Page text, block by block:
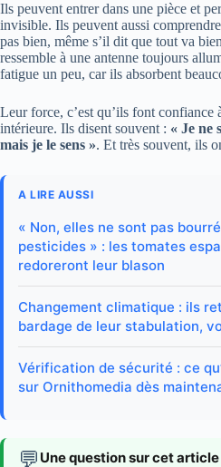
Ils peuvent entrer dans une pièce et
invisible. Ils peuvent aussi
pas bien, même s’il dit que tout va
ressemble à une antenne toujours
fatigue un peu, car ils absorbent
Leur force, c’est qu’ils font confiance
intérieure. Ils disent souvent : « Je ne
mais je le sens ». Et très souvent, ils
A LIRE AUSSI
« Non, elles ne sont pas
pesticides » : les tomates
redoreront leur blason
Changement climatique : ils
bardage de leur stabulation,
Vérification de sécurité : ce
sur Ornithomedia dès
💬 Une question sur cet article